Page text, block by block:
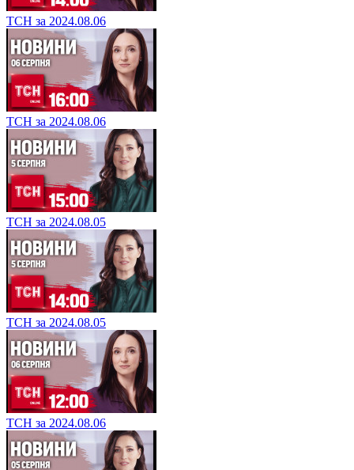
ТСН за 2024.08.06
ТСН за 2024.08.06
ТСН за 2024.08.05
ТСН за 2024.08.05
ТСН за 2024.08.06